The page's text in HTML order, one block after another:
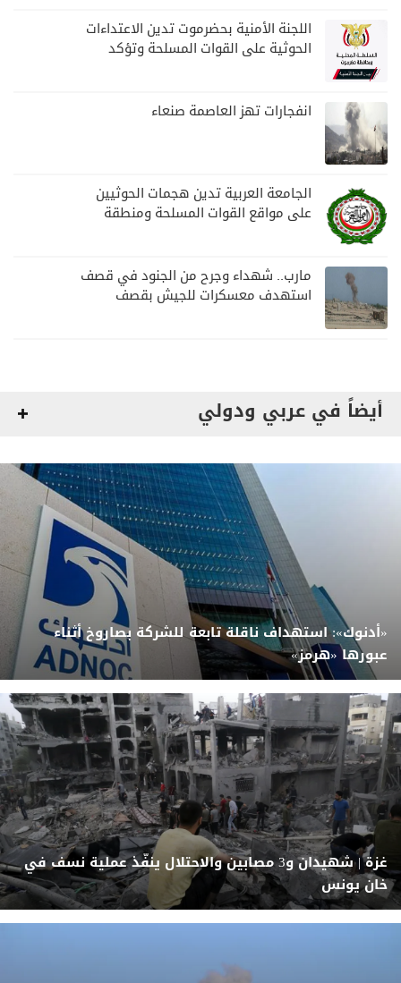
اللجنة الأمنية بحضرموت تدين الاعتداءات
الحوثية على القوات المسلحة وتؤكد
انفجارات تهز العاصمة صنعاء
الجامعة العربية تدين هجمات الحوثيين
على مواقع القوات المسلحة ومنطقة
مارب.. شهداء وجرح من الجنود في قصف
استهدف معسكرات للجيش بقصف
أيضاً في عربي ودولي
«أدنوك»: استهداف ناقلة تابعة للشركة بصاروخ أثناء
عبورها «هرمز»
غزة | شهيدان و3 مصابين والاحتلال ينفّذ عملية نسف في
خان يونس